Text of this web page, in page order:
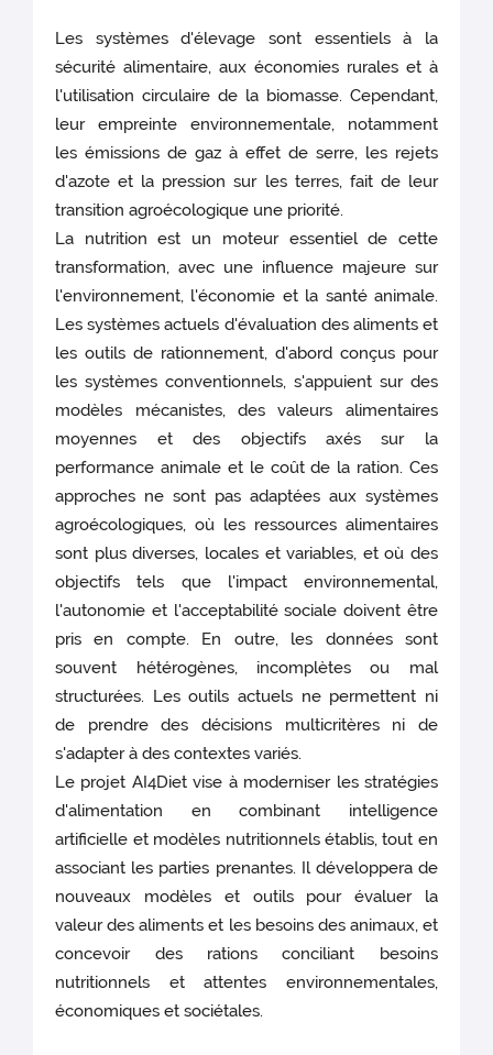
Les systèmes d'élevage sont essentiels à la
sécurité alimentaire, aux économies rurales et à
l'utilisation circulaire de la biomasse. Cependant,
leur empreinte environnementale, notamment
les émissions de gaz à effet de serre, les rejets
d'azote et la pression sur les terres, fait de leur
transition agroécologique une priorité.
La nutrition est un moteur essentiel de cette
transformation, avec une influence majeure sur
l'environnement, l'économie et la santé animale.
Les systèmes actuels d'évaluation des aliments et
les outils de rationnement, d'abord conçus pour
les systèmes conventionnels, s'appuient sur des
modèles mécanistes, des valeurs alimentaires
moyennes et des objectifs axés sur la
performance animale et le coût de la ration. Ces
approches ne sont pas adaptées aux systèmes
agroécologiques, où les ressources alimentaires
sont plus diverses, locales et variables, et où des
objectifs tels que l'impact environnemental,
l'autonomie et l'acceptabilité sociale doivent être
pris en compte. En outre, les données sont
souvent hétérogènes, incomplètes ou mal
structurées. Les outils actuels ne permettent ni
de prendre des décisions multicritères ni de
s'adapter à des contextes variés.
Le projet AI4Diet vise à moderniser les stratégies
d'alimentation en combinant intelligence
artificielle et modèles nutritionnels établis, tout en
associant les parties prenantes. Il développera de
nouveaux modèles et outils pour évaluer la
valeur des aliments et les besoins des animaux, et
concevoir des rations conciliant besoins
nutritionnels et attentes environnementales,
économiques et sociétales.